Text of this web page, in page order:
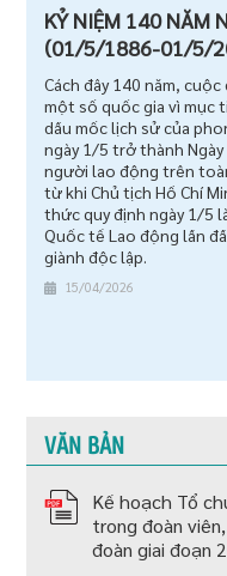
KỶ NIỆM 140 NĂM
(01/5/1886-01/5/
Cách đây 140 năm,
một số quốc gia vì mục
dấu mốc lịch sử của
ngày 1/5 trở thành
người lao động trên
từ khi Chủ tịch Hồ Chí
thức quy định ngày 1/5
Quốc tế Lao động lần
giành độc lập.
15/04/2026
VĂN BẢN
Kế hoạch Tổ
trong đoàn
đoàn giai đoạn